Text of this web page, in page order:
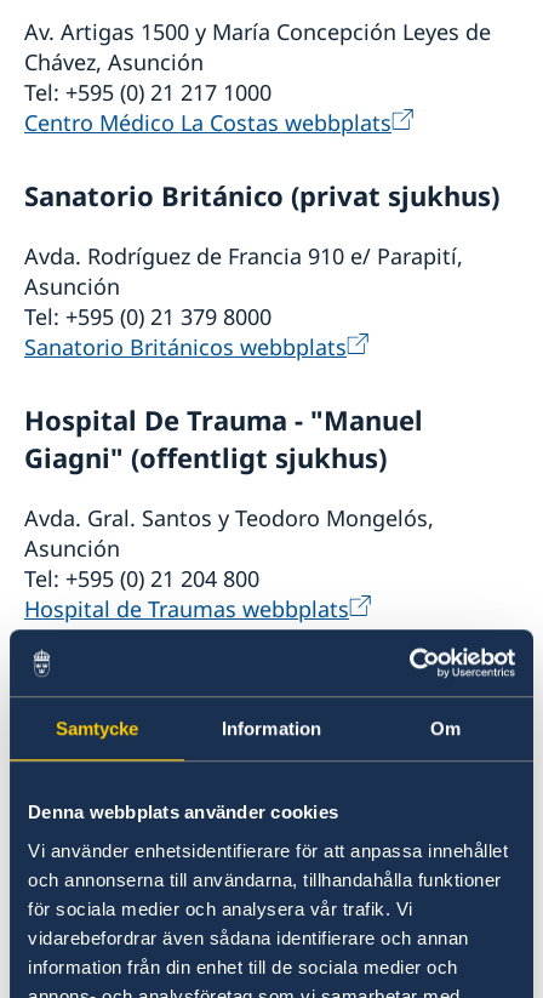
Samtycke Information Om
Denna webbplats använder cookies
Vi använder enhetsidentifierare för att anpassa innehållet
och annonserna till användarna, tillhandahålla funktioner
för sociala medier och analysera vår trafik. Vi
vidarebefordrar även sådana identifierare och annan
information från din enhet till de sociala medier och
Reseinformation Paraguay
Ambassadens reseinformation - Paraguay
Aktuella händelser
Allmänna säkerhetsläget
Naturförhållanden och katastrofer
Hälso- och sjukvård
Lokala lagar och sedvänjor
Kriminalitet och personlig säkerhet
Trafiksäkerhet
Inför resan till Paraguay
Av. Artigas 1500 y María Concepción Leyes de
Chávez, Asunción
Tel: +595 (0) 21 217 1000
Centro Médico La Costas webbplats
Sanatorio Británico (privat sjukhus)
Avda. Rodríguez de Francia 910 e/ Parapití,
Asunción
Tel: +595 (0) 21 379 8000
Sanatorio Británicos webbplats
Hospital De Trauma - "Manuel
Giagni" (offentligt sjukhus)
Avda. Gral. Santos y Teodoro Mongelós,
Asunción
Tel: +595 (0) 21 204 800
Hospital de Traumas webbplats
Hospital De Clínicas (offentligt
sjukhus)
Tel: +595 (0) 21 585 730
Instituto de Medicina Tropical
(offentligt sjukhus)
Av. Venezuela vid Sgto. José León Gauto,